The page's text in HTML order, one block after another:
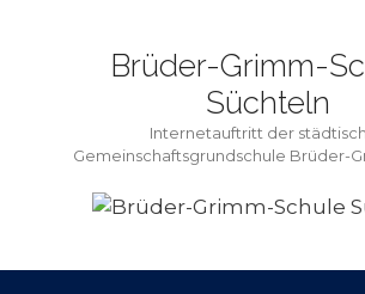
Brüder-Grimm-
Süchteln
Internetauftritt der
Gemeinschaftsgrundschule Brüder-